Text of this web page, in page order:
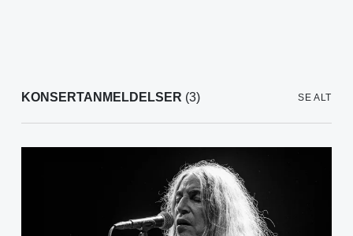
KONSERTANMELDELSER (3) SE ALT